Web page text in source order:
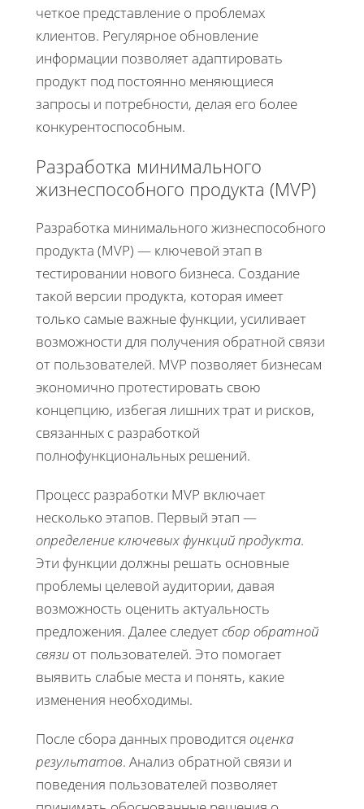
четкое представление о проблемах
клиентов. Регулярное обновление
информации позволяет адаптировать
продукт под постоянно меняющиеся
запросы и потребности, делая его более
конкурентоспособным.
Разработка минимального
жизнеспособного продукта (MVP)
Разработка минимального жизнеспособного
продукта (MVP) — ключевой этап в
тестировании нового бизнеса. Создание
такой версии продукта, которая имеет
только самые важные функции, усиливает
возможности для получения обратной связи
от пользователей. MVP позволяет бизнесам
экономично протестировать свою
концепцию, избегая лишних трат и рисков,
связанных с разработкой
полнофункциональных решений.
Процесс разработки MVP включает
несколько этапов. Первый этап —
определение ключевых функций продукта.
Эти функции должны решать основные
проблемы целевой аудитории, давая
возможность оценить актуальность
предложения. Далее следуетсбор обратной
связи от пользователей. Это помогает
выявить слабые места и понять, какие
изменения необходимы.
После сбора данных проводится оценка
результатов. Анализ обратной связи и
поведения пользователей позволяет